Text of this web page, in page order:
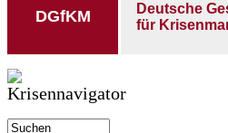
DGfKM
Deutsche
für